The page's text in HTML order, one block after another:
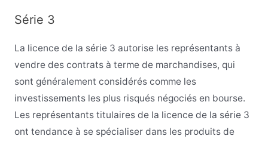
Série 3
La licence de la série 3 autorise les représentants à
vendre des contrats à terme de marchandises, qui
sont généralement considérés comme les
investissements les plus risqués négociés en bourse.
Les représentants titulaires de la licence de la série 3
ont tendance à se spécialiser dans les produits de